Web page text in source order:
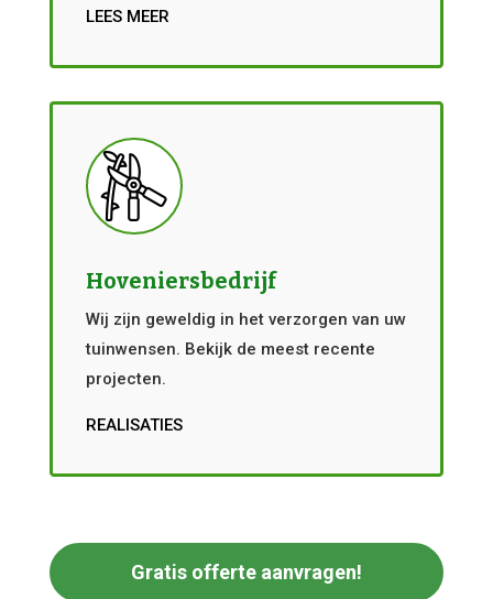
LEES MEER
Hoveniersbedrijf
Wij zijn geweldig in het verzorgen van uw
tuinwensen. Bekijk de meest recente
projecten.
REALISATIES
Gratis offerte aanvragen!